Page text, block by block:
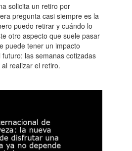
solicita un retiro por
pregunta casi siempre es la
puedo retirar y cuándo lo
otro aspecto que suele pasar
puede tener un impacto
las semanas cotizadas
realizar el retiro.